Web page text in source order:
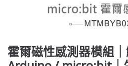
霍爾磁性感測器模組